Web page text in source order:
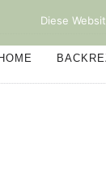
HOME
Diese